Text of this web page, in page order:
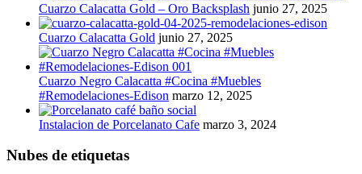
Cuarzo Calacatta Gold – Oro Backsplash junio 27, 2025
Cuarzo Calacatta Gold junio 27, 2025
Cuarzo Negro Calacatta #Cocina #Muebles
#Remodelaciones-Edison marzo 12, 2025
Instalacion de Porcelanato Cafe marzo 3, 2024
Nubes de etiquetas